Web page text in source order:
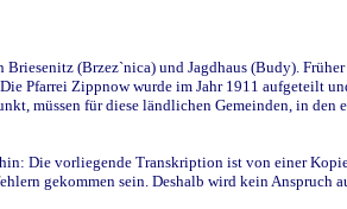
(Brzez`nica) und Jagdhaus (Budy).
Pfarrei Zippnow wurde im Jahr 1911 aufgeteilt
müssen für diese ländlichen Gemeinden, in den
Die vorliegende Transkription ist von einer
gekommen sein. Deshalb wird kein Anspruch